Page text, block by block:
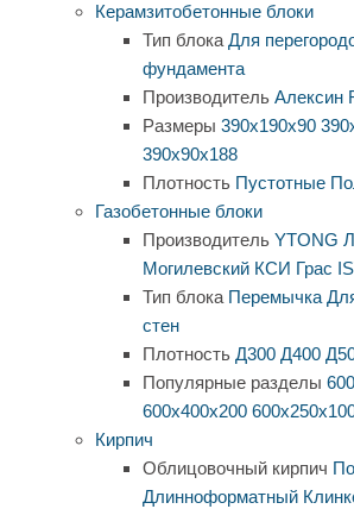
Керамзитобетонные блоки
Тип блока Для
фундамента
Производитель Алексин
Размеры 390х190х90
390х90х188
Плотность Пустотные
Газобетонные блоки
Производитель YTONG
Могилевский КСИ Грас
Тип блока Перемычка
стен
Плотность Д300 Д400
Популярные разделы
600х400х200
Кирпич
Облицовочный кирпич
Длинноформатный